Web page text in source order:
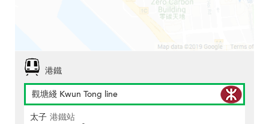
港鐵
觀塘綫 Kwun Tong line
太子 港鐵站